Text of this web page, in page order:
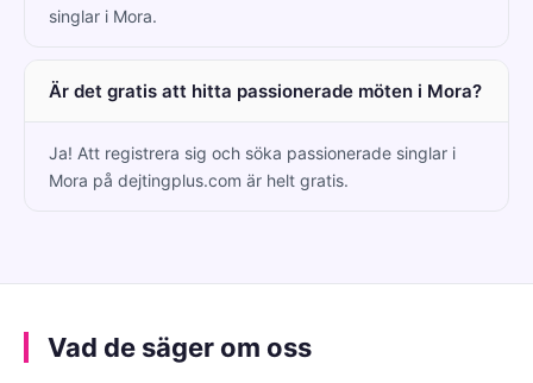
singlar i Mora.
Är det gratis att hitta passionerade möten i Mora?
Ja! Att registrera sig och söka passionerade singlar i
Mora på dejtingplus.com är helt gratis.
Vad de säger om oss